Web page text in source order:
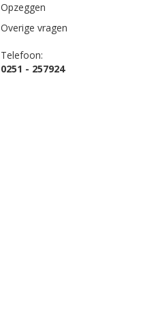
Opzeggen
Overige vragen
Telefoon:
0251 - 257924